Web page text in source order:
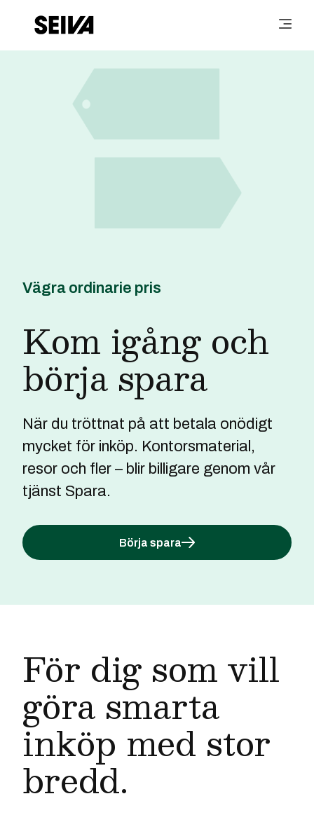
Vägra ordinarie pris
Kom igång och
börja spara
När du tröttnat på att betala onödigt
mycket för inköp. Kontorsmaterial,
resor och fler – blir billigare genom vår
tjänst Spara.
Börja spara
För dig som vill
göra smarta
inköp med stor
bredd.